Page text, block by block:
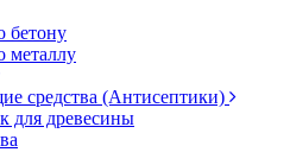
бетону
металлу
средства (Антисептики)
для древесины